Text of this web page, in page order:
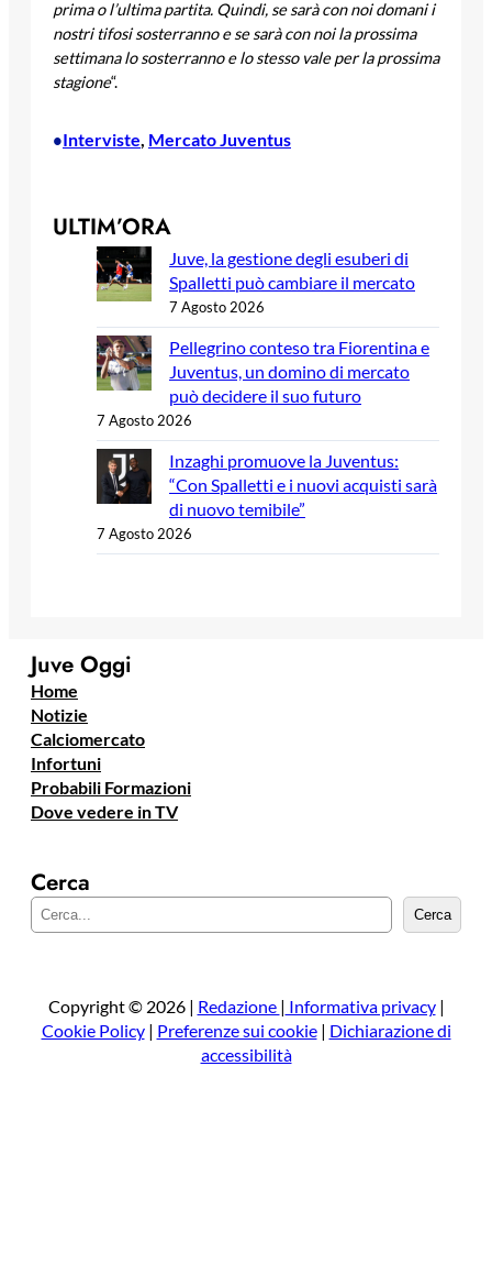
prima o l’ultima partita. Quindi, se sarà con noi domani i
nostri tifosi sosterranno e se sarà con noi la prossima
settimana lo sosterranno e lo stesso vale per la prossima
stagione“.
•Interviste, Mercato Juventus
ULTIM’ORA
Juve, la gestione degli esuberi di
Spalletti può cambiare il mercato
7 Agosto 2026
Pellegrino conteso tra Fiorentina e
Juventus, un domino di mercato
può decidere il suo futuro
7 Agosto 2026
Inzaghi promuove la Juventus:
“Con Spalletti e i nuovi acquisti sarà
di nuovo temibile”
7 Agosto 2026
Juve Oggi
Home
Notizie
Calciomercato
Infortuni
Probabili Formazioni
Dove vedere in TV
Cerca
e
a
Cerca
Copyright © 2026 | Redazione | Informativa privacy|
Cookie Policy| Preferenze sui cookie| Dichiarazione di
accessibilità